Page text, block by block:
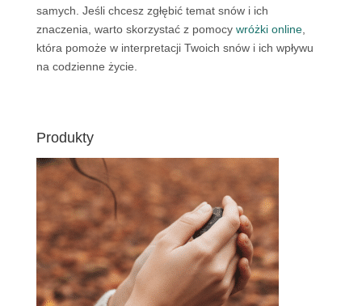
samych. Jeśli chcesz zgłębić temat snów i ich
znaczenia, warto skorzystać z pomocy wróżki online,
która pomoże w interpretacji Twoich snów i ich wpływu
na codzienne życie.
Produkty